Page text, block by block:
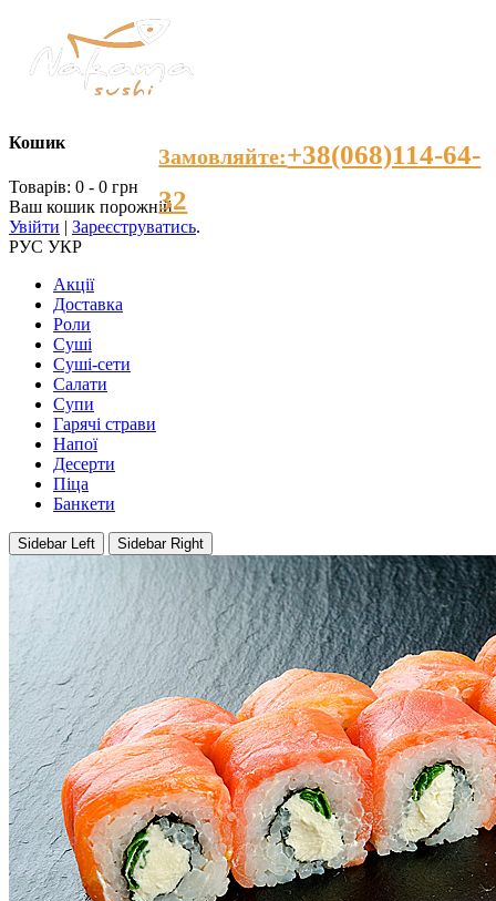
Замовляйте:+38(068)114-64-
32
Кошик
Товарів: 0 - 0 грн
Ваш кошик порожній
Увійти | Зареєструватись.
РУС УКР
Акції
Доставка
Роли
Суші
Суші-сети
Салати
Супи
Гарячі страви
Напої
Десерти
Пiца
Банкети
Sidebar Left Sidebar Right